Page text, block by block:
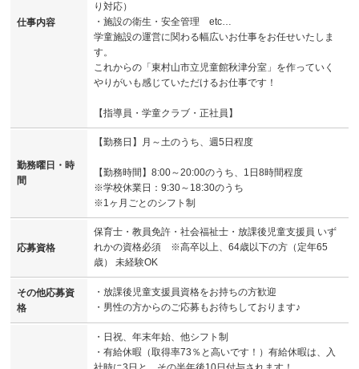
仕事内容
り対応）
・施設の衛生・安全管理 etc…
学童施設の運営に関わる幅広いお仕事をお任せいたしま
す。
これからの「東村山市立児童館秋津分室」を作っていく
やりがいも感じていただけるお仕事です！
【指導員・学童クラブ・正社員】
勤務曜日・時
間
【勤務日】月～土のうち、週5日程度
【勤務時間】8:00～20:00のうち、1日8時間程度
※学校休業日：9:30～18:30のうち
※1ヶ月ごとのシフト制
応募資格
保育士・教員免許・社会福祉士・放課後児童支援員 いず
れかの資格必須 ※高卒以上、64歳以下の方（定年65
歳） 未経験OK
その他応募資
格
・放課後児童支援員資格をお持ちの方歓迎
・男性の方からのご応募もお待ちしております♪
・日祝、年末年始、他シフト制
・有給休暇（取得率73％と高いです！）有給休暇は、入